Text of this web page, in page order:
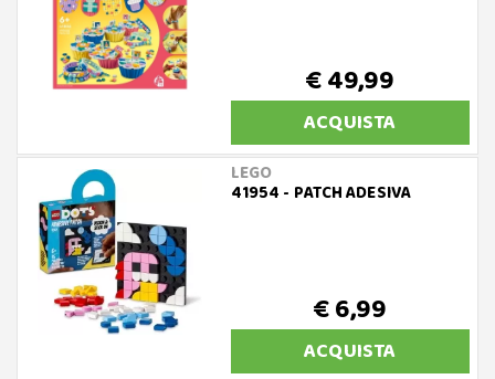
€ 49,99
ACQUISTA
LEGO
41954 - PATCH ADESIVA
€ 6,99
ACQUISTA